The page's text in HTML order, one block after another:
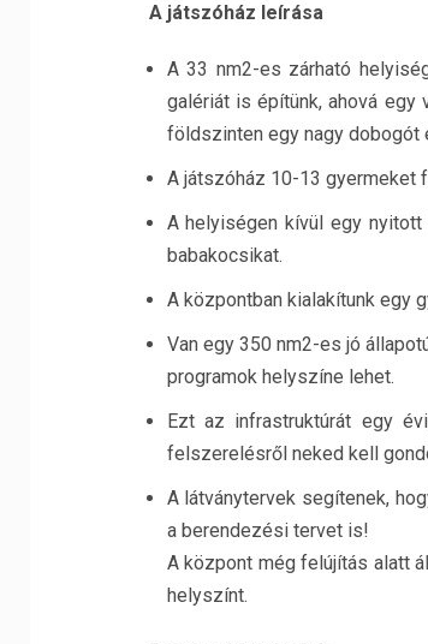
A játszóház leírása
A 33 nm2-es zárható
galériát is építünk, ahová
földszinten egy nagy dobogót
A játszóház 10-13 gyermeket
A helyiségen kívül egy
babakocsikat.
A központban kialakítunk egy
Van egy 350 nm2-es jó
programok helyszíne lehet.
Ezt az infrastruktúrát egy
felszerelésről neked kell
A látványtervek segítenek,
a berendezési tervet is!
A központ még felújítás alatt
helyszínt.